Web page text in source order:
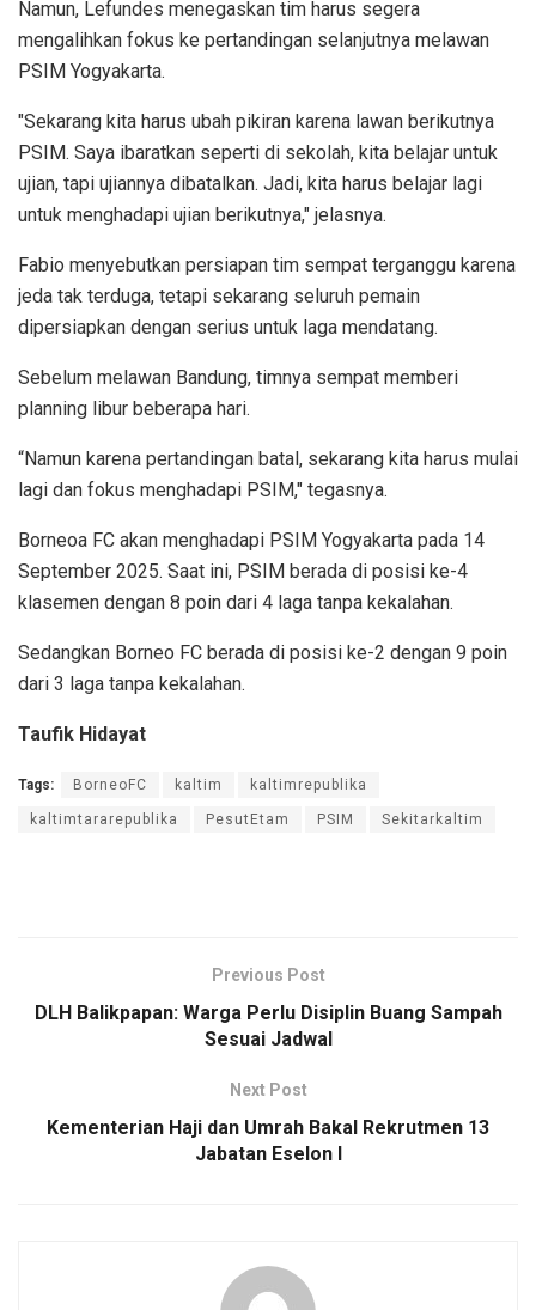
Namun, Lefundes menegaskan tim harus segera
mengalihkan fokus ke pertandingan selanjutnya melawan
PSIM Yogyakarta.
"Sekarang kita harus ubah pikiran karena lawan berikutnya
PSIM. Saya ibaratkan seperti di sekolah, kita belajar untuk
ujian, tapi ujiannya dibatalkan. Jadi, kita harus belajar lagi
untuk menghadapi ujian berikutnya," jelasnya.
Fabio menyebutkan persiapan tim sempat terganggu karena
jeda tak terduga, tetapi sekarang seluruh pemain
dipersiapkan dengan serius untuk laga mendatang.
Sebelum melawan Bandung, timnya sempat memberi
planning libur beberapa hari.
“Namun karena pertandingan batal, sekarang kita harus mulai
lagi dan fokus menghadapi PSIM," tegasnya.
Borneoa FC akan menghadapi PSIM Yogyakarta pada 14
September 2025. Saat ini, PSIM berada di posisi ke-4
klasemen dengan 8 poin dari 4 laga tanpa kekalahan.
Sedangkan Borneo FC berada di posisi ke-2 dengan 9 poin
dari 3 laga tanpa kekalahan.
Taufik Hidayat
Tags: BorneoFC kaltim kaltimrepublika
kaltimtararepublika PesutEtam PSIM Sekitarkaltim
Previous Post
DLH Balikpapan: Warga Perlu Disiplin Buang Sampah
Sesuai Jadwal
Next Post
Kementerian Haji dan Umrah Bakal Rekrutmen 13
Jabatan Eselon I